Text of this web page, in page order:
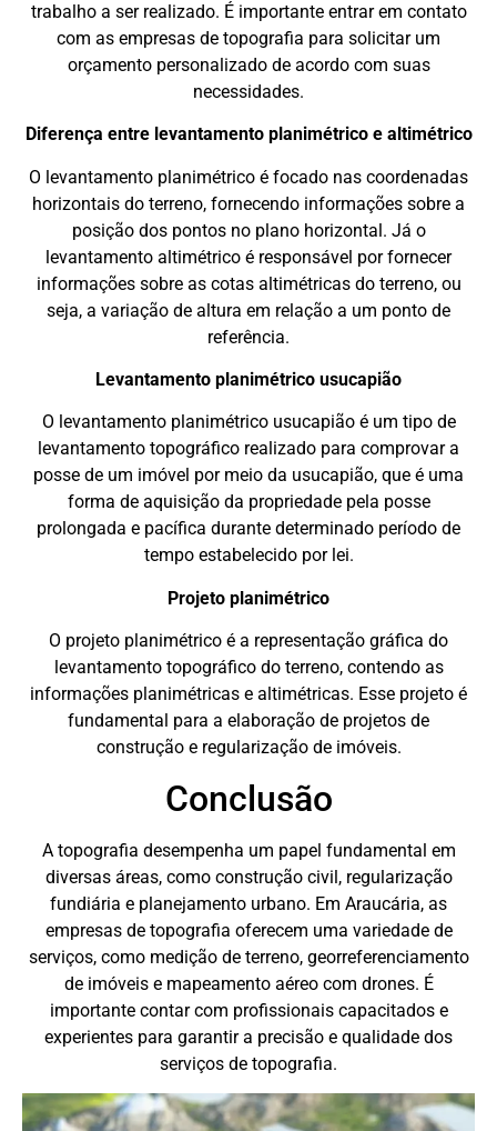
trabalho a ser realizado. É importante entrar em contato
com as empresas de topografia para solicitar um
orçamento personalizado de acordo com suas
necessidades.
Diferença entre levantamento planimétrico e altimétrico
O levantamento planimétrico é focado nas coordenadas
horizontais do terreno, fornecendo informações sobre a
posição dos pontos no plano horizontal. Já o
levantamento altimétrico é responsável por fornecer
informações sobre as cotas altimétricas do terreno, ou
seja, a variação de altura em relação a um ponto de
referência.
Levantamento planimétrico usucapião
O levantamento planimétrico usucapião é um tipo de
levantamento topográfico realizado para comprovar a
posse de um imóvel por meio da usucapião, que é uma
forma de aquisição da propriedade pela posse
prolongada e pacífica durante determinado período de
tempo estabelecido por lei.
Projeto planimétrico
O projeto planimétrico é a representação gráfica do
levantamento topográfico do terreno, contendo as
informações planimétricas e altimétricas. Esse projeto é
fundamental para a elaboração de projetos de
construção e regularização de imóveis.
Conclusão
A topografia desempenha um papel fundamental em
diversas áreas, como construção civil, regularização
fundiária e planejamento urbano. Em Araucária, as
empresas de topografia oferecem uma variedade de
serviços, como medição de terreno, georreferenciamento
de imóveis e mapeamento aéreo com drones. É
importante contar com profissionais capacitados e
experientes para garantir a precisão e qualidade dos
serviços de topografia.